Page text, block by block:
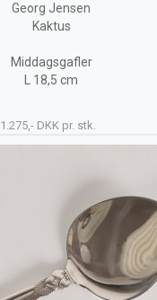
Georg Jensen
Kaktus
Middagsgafler
L 18,5 cm
1.275,- DKK pr. stk.